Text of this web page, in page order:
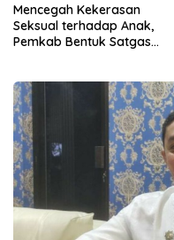
Proyek Irigasi di
Sumberpucung Diduga
Abaikan SOP, Pengawasan